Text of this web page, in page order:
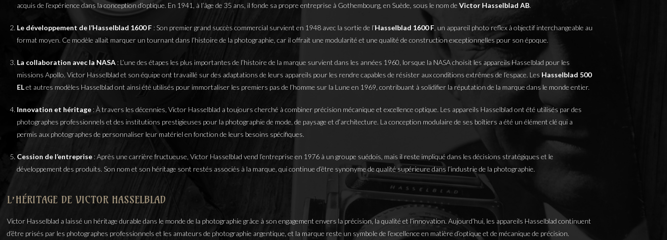
acquis de l’expérience dans la conception d’optique. En 1941, à l’âge de 35 ans, il fonde sa propre entreprise à Gothembourg, en Suède, sous le nom de Victor Hasselblad AB.
Le développement de l’Hasselblad 1600 F : Son premier grand succès commercial survient en 1948 avec la sortie de l’Hasselblad 1600 F , un appareil photo reflex à objectif interchangeable au
format moyen. Ce modèle allait marquer un tournant dans l’histoire de la photographie, car il offrait une modularité et une qualité de construction exceptionnelles pour son époque.
La collaboration avec la NASA : L’une des étapes les plus importantes de l’histoire de la marque survient dans les années 1960, lorsque la NASA choisit les appareils Hasselblad pour les
missions Apollo. Victor Hasselblad et son équipe ont travaillé sur des adaptations de leurs appareils pour les rendre capables de résister aux conditions extrêmes de l’espace. Les Hasselblad 500
ELet autres modèles Hasselblad ont ainsi été utilisés pour immortaliser les premiers pas de l’homme sur la Lune en 1969, contribuant à solidifier la réputation de la marque dans le monde entier.
Innovation et héritage : À travers les décennies, Victor Hasselblad a toujours cherché à combiner précision mécanique et excellence optique. Les appareils Hasselblad ont été utilisés par des
photographes professionnels et des institutions prestigieuses pour la photographie de mode, de paysage et d’architecture. La conception modulaire de ses boîtiers a été un élément clé qui a
permis aux photographes de personnaliser leur matériel en fonction de leurs besoins spécifiques.
Cession de l’entreprise : Après une carrière fructueuse, Victor Hasselblad vend l’entreprise en 1976 à un groupe suédois, mais il reste impliqué dans les décisions stratégiques et le
développement des produits. Son nom et son héritage sont restés associés à la marque, qui continue d’être synonyme de qualité supérieure dans l’industrie de la photographie.
L’HÉRITAGE DE VICTOR HASSELBLAD
Victor Hasselblad a laissé un héritage durable dans le monde de la photographie grâce à son engagement envers la précision, la qualité et l’innovation. Aujourd’hui, les appareils Hasselblad continuent
d’être prisés par les photographes professionnels et les amateurs de photographie argentique, et la marque reste un symbole de l’excellence en matière d’optique et de mécanique de précision.